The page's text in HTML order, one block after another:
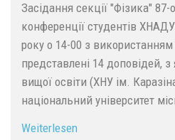
Засідання секції "Фізика"
конференції студентів
року о 14-00 з
представлені 14 доповідей,
вищої освіти (ХНУ ім.
національний університет
Weiterlesen